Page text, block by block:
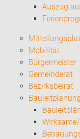
Auszug
Mobilität
Bürgermeister
Gemeinderat
Bezirksbeirat
Bauleitplanung